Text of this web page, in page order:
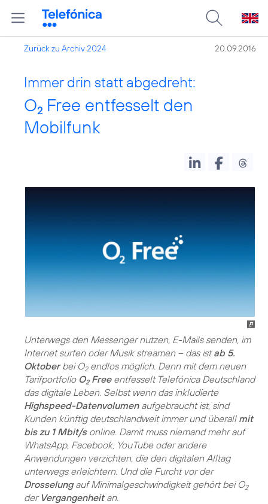
Zurück zu Archiv 2024 20.09.2016
Immer drin statt abgedreht:
O2 Free entfesselt den
Mobilfunk
Unterwegs den Messenger nutzen, E-Mails senden, im
Internet surfen oder Musik streamen – das istab 5.
Oktoberbei O2endlos möglich. Denn mit dem neuen
Tarifportfolio O2Freeentfesselt Telefónica Deutschland
das digitale Leben. Selbst wenn das inkludierte
Highspeed-Datenvolumenaufgebraucht ist, sind
Kunden künftig deutschlandweit immer und überall mit
bis zu 1 Mbit/sonline. Damit muss niemand mehr auf
WhatsApp, Facebook, YouTube oder andere
Anwendungen verzichten, die den digitalen Alltag
unterwegs erleichtern. Und die Furcht vor der
Drosselungauf Minimalgeschwindigkeit gehört bei O2
der Vergangenheitan.